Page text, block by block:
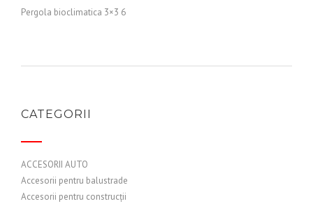
Pergola bioclimatica 3×3 6
CATEGORII
ACCESORII AUTO
Accesorii pentru balustrade
Accesorii pentru construcții